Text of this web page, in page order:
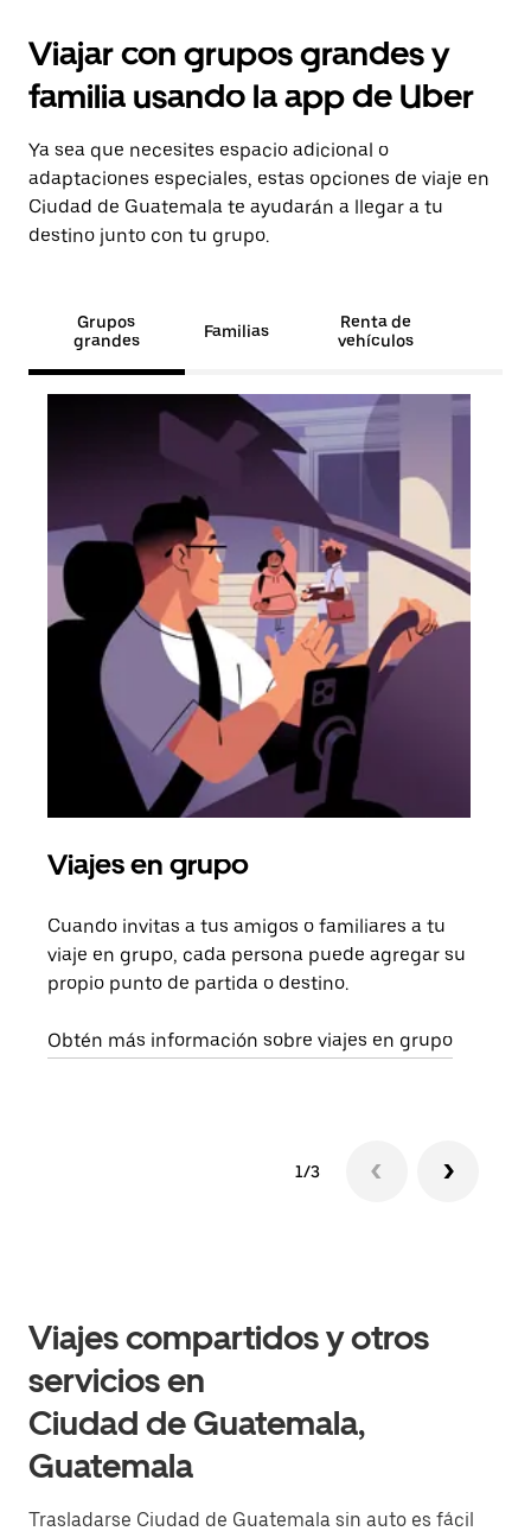
Viajar con grupos grandes y
familia usando la app de Uber
Ya sea que necesites espacio adicional o
adaptaciones especiales, estas opciones de viaje en
Ciudad de Guatemala te ayudarán a llegar a tu
destino junto con tu grupo.
Grupos
grandes
Familias
Renta de
vehículos
Viajes en grupo
Cuando invitas a tus amigos o familiares a tu
viaje en grupo, cada persona puede agregar su
propio punto de partida o destino.
Obtén más información sobre viajes en grupo
1/3
Viajes compartidos y otros
servicios en
Ciudad de Guatemala,
Guatemala
Trasladarse Ciudad de Guatemala sin auto es fácil